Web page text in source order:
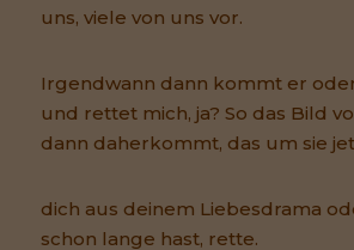
uns, viele von uns vor.
Irgendwann dann kommt er
und rettet mich, ja? So das Bild
dann daherkommt, das um sie
dich aus deinem Liebesdrama
schon lange hast, rette.